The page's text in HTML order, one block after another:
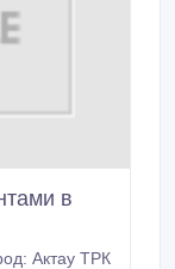
в
Актау ТРК